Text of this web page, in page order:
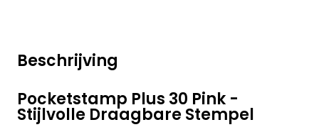
Beschrijving
Pocketstamp Plus 30 Pink -
Stijlvolle Draagbare Stempel